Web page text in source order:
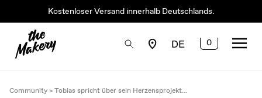
Kostenloser Versand innerhalb Deutschlands.
DE 0
Community >Tobias spricht über sein Herzensprojekt...